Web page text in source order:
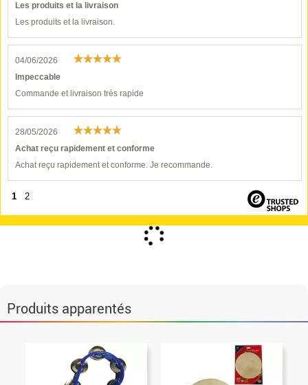
Les produits et la livraison
Les produits et la livraison.
04/06/2026
Impeccable
Commande et livraison très rapide
28/05/2026
Achat reçu rapidement et conforme
Achat reçu rapidement et conforme. Je recommande.
1 2
Produits apparentés